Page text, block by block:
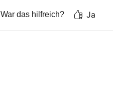
War das hilfreich? Ja